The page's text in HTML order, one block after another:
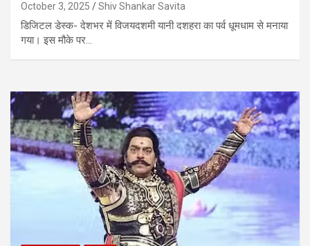
October 3, 2025 Shiv Shankar Savita
डिजिटल डेस्क- देशभर में विजयदशमी यानी दशहरा का पर्व धूमधाम से मनाया
गया। इस मौके पर…